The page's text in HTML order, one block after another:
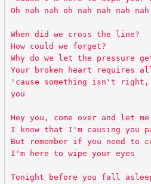
Oh nah nah oh nah nah nah nah
When did we cross the line?
How could we forget?
Why do we let the pressure
Your broken heart requires
'cause something isn't
you
Hey you, come over and let me
I know that I'm causing you
But remember if you need to
I'm here to wipe your eyes
Tonight before you fall